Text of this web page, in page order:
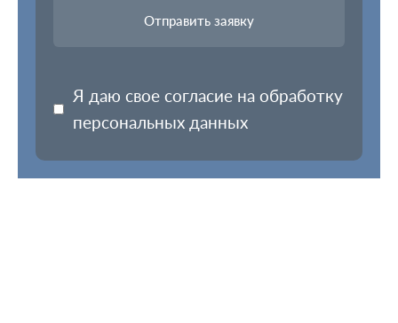
Я даю свое согласие на обработку
персональных данных